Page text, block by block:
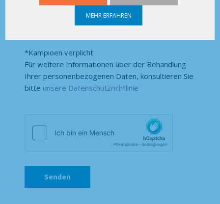
MEHR ERFAHREN
Ich stimme zu, Informationen von SUFILOG zu
Nein
*Kampioen verplicht
Für weitere Informationen über der Behandlung
Ihrer personenbezogenen Daten, konsultieren Sie
bitte unsere Datenschutzrichtlinie